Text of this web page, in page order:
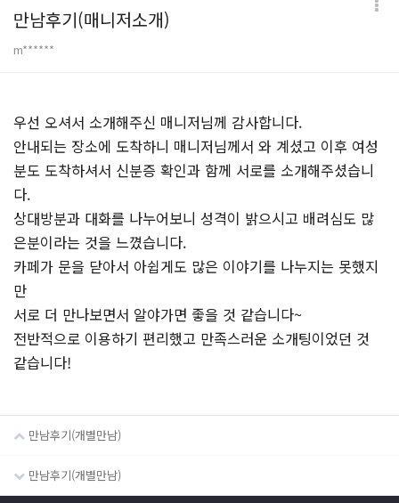
만남후기(매니저소개)
m******
우선 오셔서 소개해주신 매니저님께 감사합니다.
안내되는 장소에 도착하니 매니저님께서 와 계셨고 이후 여성
분도 도착하셔서 신분증 확인과 함께 서로를 소개해주셨습니
다.
상대방분과 대화를 나누어보니 성격이 밝으시고 배려심도 많
은분이라는 것을 느꼈습니다.
카페가 문을 닫아서 아쉽게도 많은 이야기를 나누지는 못했지
만
서로 더 만나보면서 알야가면 좋을 것 같습니다~
전반적으로 이용하기 편리했고 만족스러운 소개팅이었던 것
같습니다!
만남후기(개별만남)
만남후기(개별만남)